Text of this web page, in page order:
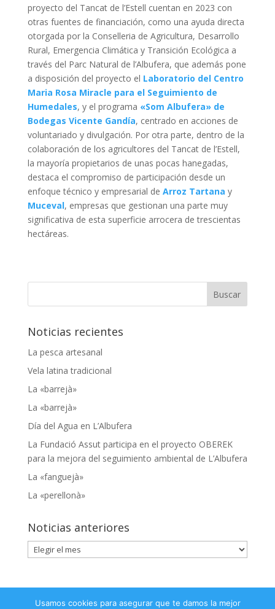
proyecto del Tancat de l’Estell cuentan en 2023 con
otras fuentes de financiación, como una ayuda directa
otorgada por la Conselleria de Agricultura, Desarrollo
Rural, Emergencia Climática y Transición Ecológica a
través del Parc Natural de l’Albufera, que además pone
a disposición del proyecto el Laboratorio del Centro
Maria Rosa Miracle para el Seguimiento de
Humedales, y el programa «Som Albufera» de
Bodegas Vicente Gandía, centrado en acciones de
voluntariado y divulgación. Por otra parte, dentro de la
colaboración de los agricultores del Tancat de l’Estell,
la mayoría propietarios de unas pocas hanegadas,
destaca el compromiso de participación desde un
enfoque técnico y empresarial de Arroz Tartana y
Muceval, empresas que gestionan una parte muy
significativa de esta superficie arrocera de trescientas
hectáreas.
Noticias recientes
La pesca artesanal
Vela latina tradicional
La «barrejà»
La «barrejà»
Día del Agua en L’Albufera
La Fundació Assut participa en el proyecto OBEREK
para la mejora del seguimiento ambiental de L’Albufera
La «fanguejà»
La «perellonà»
Noticias anteriores
Noticias
anteriores
Usamos cookies para asegurar que te damos la mejor